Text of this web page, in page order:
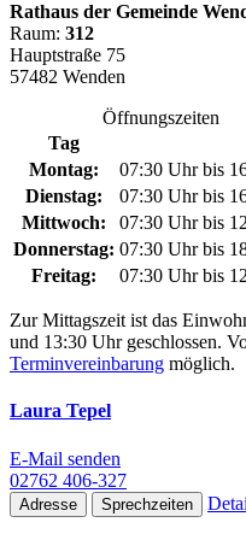
Rathaus der Gemeinde
Raum: 312
Hauptstraße 75
57482 Wenden
Öffnungszeiten
Tag
Montag:
07:30 Uhr bis
Dienstag:
07:30 Uhr bis
Mittwoch:
07:30 Uhr bis
Donnerstag: 07:30 Uhr bis
Freitag:
07:30 Uhr bis
Zur Mittagszeit ist das
und 13:30 Uhr geschlossen.
Terminvereinbarung möglich.
Laura Tepel
E-Mail senden
02762 406-327
Adresse Sprechzeiten